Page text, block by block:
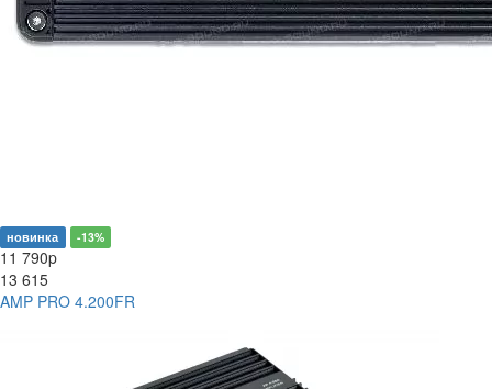
новинка -13%
11 790p
13 615
AMP PRO 4.200FR